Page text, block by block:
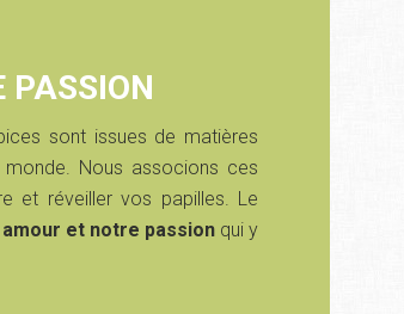
PASSION
sont issues de matières
Nous associons ces
et réveiller vos papilles. Le
et notre passion qui y